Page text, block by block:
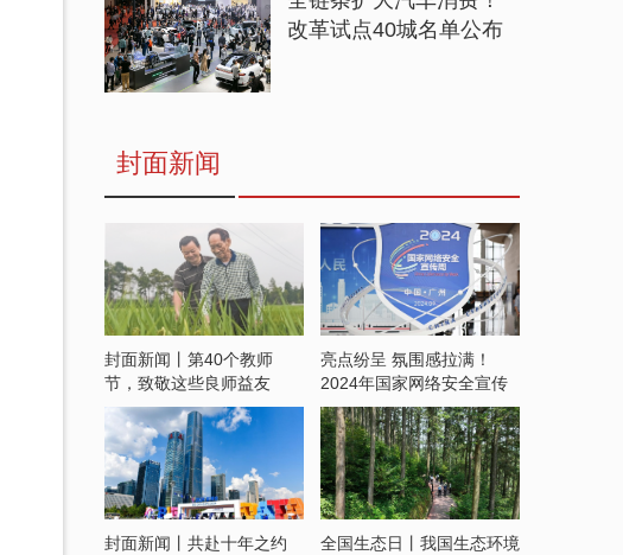
改革试点40城名单公布
封面新闻
封面新闻丨第40个教师
节，致敬这些良师益友
亮点纷呈 氛围感拉满！
2024年国家网络安全宣传
周开启
封面新闻丨共赴十年之约
全国生态日丨我国生态环境